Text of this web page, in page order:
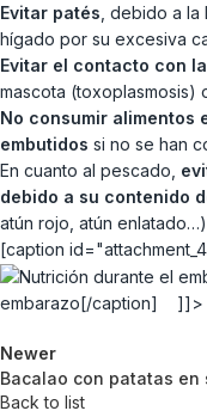
Evitar patés , debido a
hígado por su excesiva
Evitar el contacto con
mascota (toxoplasmosis)
No consumir alimentos
embutidos si no se han
En cuanto al pescado,
debido a su contenido
atún rojo, atún enlatado…)
[caption
embarazo[/caption] ]]>
Newer
Bacalao con patatas en
Back to list